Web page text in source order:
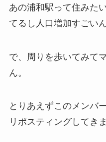
あの浦和駅って住みた
てるし人口増加すごい
で、周りを歩いてみて
ん。
とりあえずこのメンバ
リポスティングしてきま